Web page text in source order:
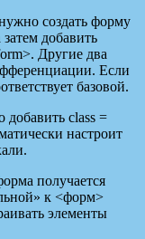
создать форму
добавить
Другие два
Если
базовой.
class =
настроит
получается
к <форм>
элементы